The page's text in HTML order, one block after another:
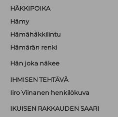
HÄKKIPOIKA
Hämy
Hämähäkkilintu
Hämärän renki
Hän joka näkee
IHMISEN TEHTÄVÄ
Iiro Viinanen henkilökuva
IKUISEN RAKKAUDEN SAARI